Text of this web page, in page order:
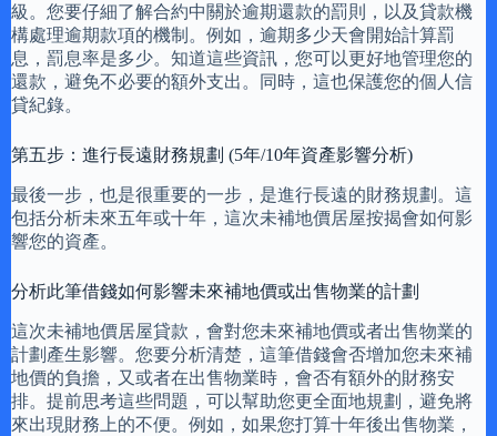
級。您要仔細了解合約中關於逾期還款的罰則，以及貸款機
構處理逾期款項的機制。例如，逾期多少天會開始計算罰
息，罰息率是多少。知道這些資訊，您可以更好地管理您的
還款，避免不必要的額外支出。同時，這也保護您的個人信
貸紀錄。
第五步：進行長遠財務規劃 (5年/10年資產影響分析)
最後一步，也是很重要的一步，是進行長遠的財務規劃。這
包括分析未來五年或十年，這次未補地價居屋按揭會如何影
響您的資產。
分析此筆借錢如何影響未來補地價或出售物業的計劃
這次未補地價居屋貸款，會對您未來補地價或者出售物業的
計劃產生影響。您要分析清楚，這筆借錢會否增加您未來補
地價的負擔，又或者在出售物業時，會否有額外的財務安
排。提前思考這些問題，可以幫助您更全面地規劃，避免將
來出現財務上的不便。例如，如果您打算十年後出售物業，